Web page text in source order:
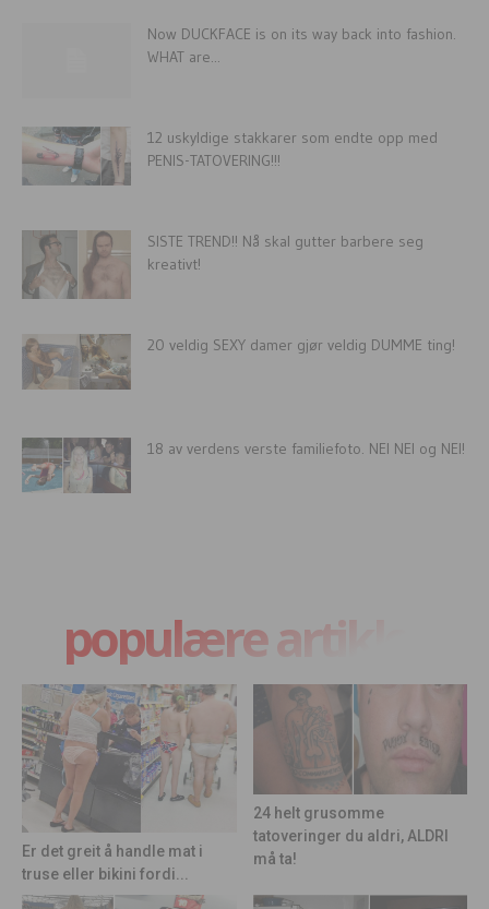
Now DUCKFACE is on its way back into fashion.
WHAT are...
12 uskyldige stakkarer som endte opp med
PENIS-TATOVERING!!!
SISTE TREND!! Nå skal gutter barbere seg
kreativt!
20 veldig SEXY damer gjør veldig DUMME ting!
18 av verdens verste familiefoto. NEI NEI og NEI!
populære artikler
Er det greit å handle mat i
truse eller bikini fordi...
24 helt grusomme
tatoveringer du aldri, ALDRI
må ta!